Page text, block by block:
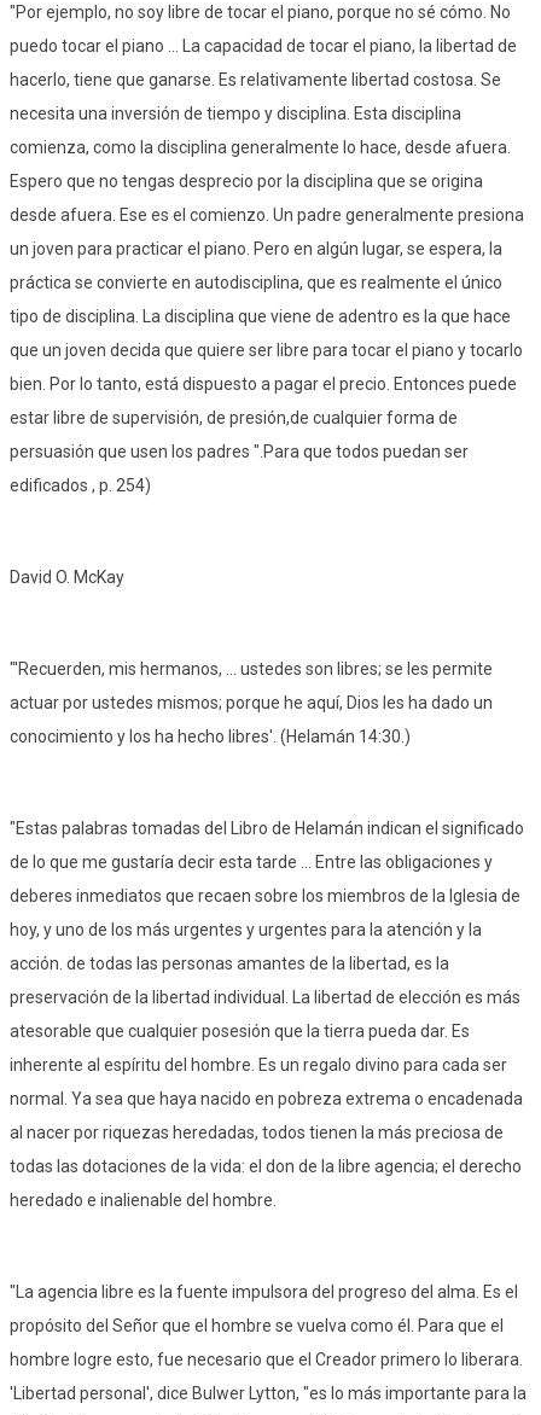
"Por ejemplo, no soy libre de tocar el piano, porque no sé cómo. No
puedo tocar el piano ... La capacidad de tocar el piano, la libertad de
hacerlo, tiene que ganarse. Es relativamente libertad costosa. Se
necesita una inversión de tiempo y disciplina. Esta disciplina
comienza, como la disciplina generalmente lo hace, desde afuera.
Espero que no tengas desprecio por la disciplina que se origina
desde afuera. Ese es el comienzo. Un padre generalmente presiona
un joven para practicar el piano. Pero en algún lugar, se espera, la
práctica se convierte en autodisciplina, que es realmente el único
tipo de disciplina. La disciplina que viene de adentro es la que hace
que un joven decida que quiere ser libre para tocar el piano y tocarlo
bien. Por lo tanto, está dispuesto a pagar el precio. Entonces puede
estar libre de supervisión, de presión,de cualquier forma de
persuasión que usen los padres ".Para que todos puedan ser
edificados , p. 254)
David O. McKay
"'Recuerden, mis hermanos, ... ustedes son libres; se les permite
actuar por ustedes mismos; porque he aquí, Dios les ha dado un
conocimiento y los ha hecho libres'. (Helamán 14:30.)
"Estas palabras tomadas del Libro de Helamán indican el significado
de lo que me gustaría decir esta tarde ... Entre las obligaciones y
deberes inmediatos que recaen sobre los miembros de la Iglesia de
hoy, y uno de los más urgentes y urgentes para la atención y la
acción. de todas las personas amantes de la libertad, es la
preservación de la libertad individual. La libertad de elección es más
atesorable que cualquier posesión que la tierra pueda dar. Es
inherente al espíritu del hombre. Es un regalo divino para cada ser
normal. Ya sea que haya nacido en pobreza extrema o encadenada
al nacer por riquezas heredadas, todos tienen la más preciosa de
todas las dotaciones de la vida: el don de la libre agencia; el derecho
heredado e inalienable del hombre.
"La agencia libre es la fuente impulsora del progreso del alma. Es el
propósito del Señor que el hombre se vuelva como él. Para que el
hombre logre esto, fue necesario que el Creador primero lo liberara.
'Libertad personal', dice Bulwer Lytton, "es lo más importante para la